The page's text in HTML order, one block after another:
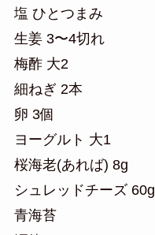
塩 ひとつまみ
生姜 3〜4切れ
梅酢 大2
細ねぎ 2本
卵 3個
ヨーグルト 大1
桜海老(あれば) 8g
シュレッドチーズ 60g
青海苔